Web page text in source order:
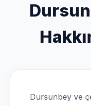
Dursunbey ve